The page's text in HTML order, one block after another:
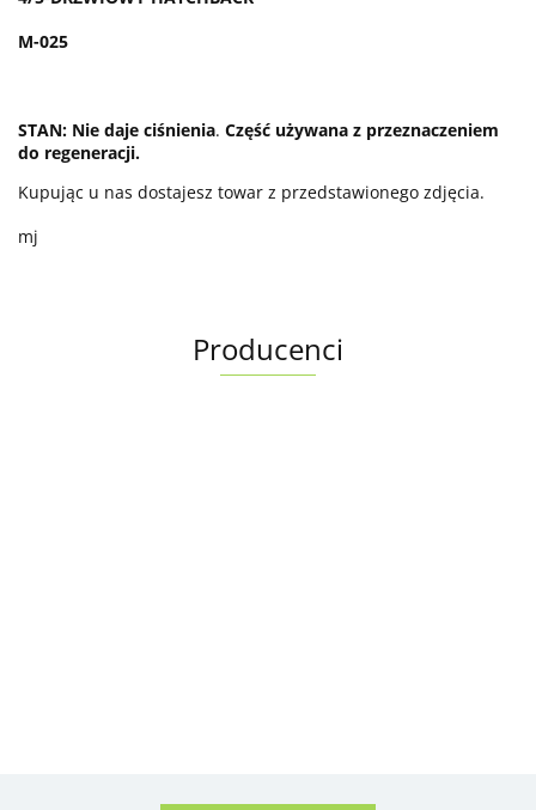
M-025
STAN: Nie daje ciśnienia. Część używana z przeznaczeniem
do regeneracji.
Kupując u nas dostajesz towar z przedstawionego zdjęcia.
mj
Producenci